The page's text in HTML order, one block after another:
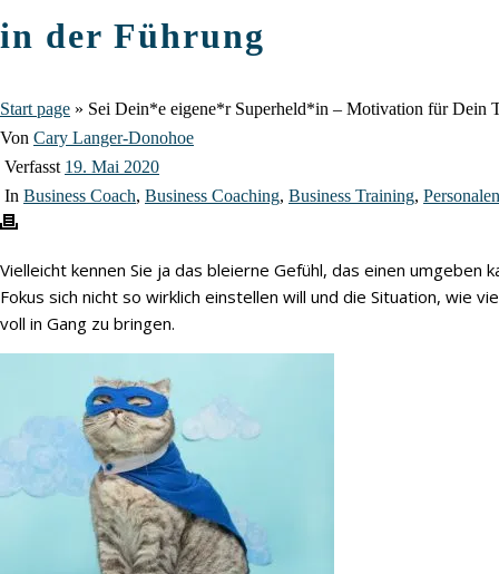
in der Führung
Start page » Sei Dein*e eigene*r Superheld*in – Motivation für Dein
Von Cary Langer-Donohoe
Verfasst 19. Mai 2020
In Business Coach, Business Coaching, Business Training,
Vielleicht kennen Sie ja das bleierne Gefühl, das einen
Fokus sich nicht so wirklich einstellen will und die Situation, wie
voll in Gang zu bringen.